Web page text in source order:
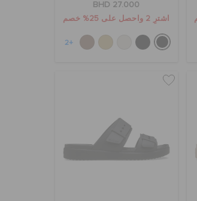
BHD 27.000
اشترِ 2 واحصل على 25% خصم
+2